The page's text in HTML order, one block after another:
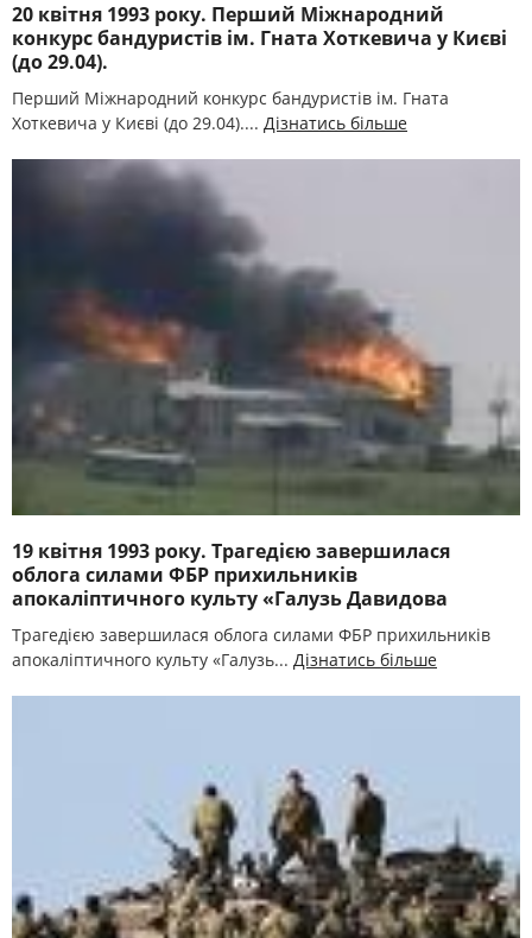
20 квітня 1993 року. Перший Міжнародний
конкурс бандуристів ім. Гната Хоткевича у Києві
(до 29.04).
Перший Міжнародний конкурс бандуристів ім. Гната
Хоткевича у Києві (до 29.04).... Дізнатись більше
19 квітня 1993 року. Трагедією завершилася
облога силами ФБР прихильників
апокаліптичного культу «Галузь Давидова
Трагедією завершилася облога силами ФБР прихильників
апокаліптичного культу «Галузь... Дізнатись більше